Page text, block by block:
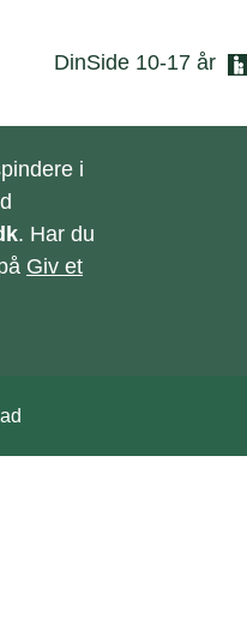
DinSide 10-17 år
i
. Har du
Giv et